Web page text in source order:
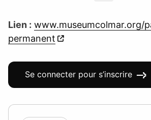
Lien : www.museumcolmar.org/
permanent
Se connecter pour s’inscrire